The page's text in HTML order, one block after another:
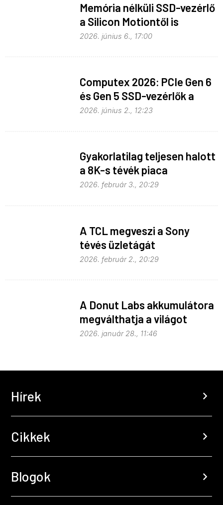
Memória nélküli SSD-vezérlő
a Silicon Motiontől is
2026. június 6., 17:00
Computex 2026: PCIe Gen 6
és Gen 5 SSD-vezérlők a
Phisontól
2026. június 2., 12:23
Gyakorlatilag teljesen halott
a 8K-s tévék piaca
2026. február 3., 20:29
A TCL megveszi a Sony
tévés üzletágát
2026. február 2., 20:29
A Donut Labs akkumulátora
megválthatja a világot
2026. január 28., 11:46
Hírek chevron_right
Cikkek chevron_right
Blogok chevron_right